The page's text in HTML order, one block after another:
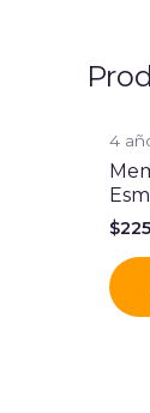
4
$